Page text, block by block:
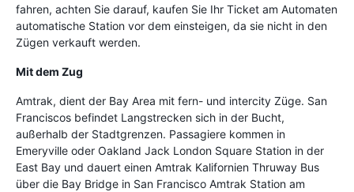
fahren, achten Sie darauf, kaufen Sie Ihr Ticket am Automaten
automatische Station vor dem einsteigen, da sie nicht in den
Zügen verkauft werden.
Mit dem Zug
Amtrak, dient der Bay Area mit fern- und intercity Züge. San
Franciscos befindet Langstrecken sich in der Bucht,
außerhalb der Stadtgrenzen. Passagiere kommen in
Emeryville oder Oakland Jack London Square Station in der
East Bay und dauert einen Amtrak Kalifornien Thruway Bus
über die Bay Bridge in San Francisco Amtrak Station am